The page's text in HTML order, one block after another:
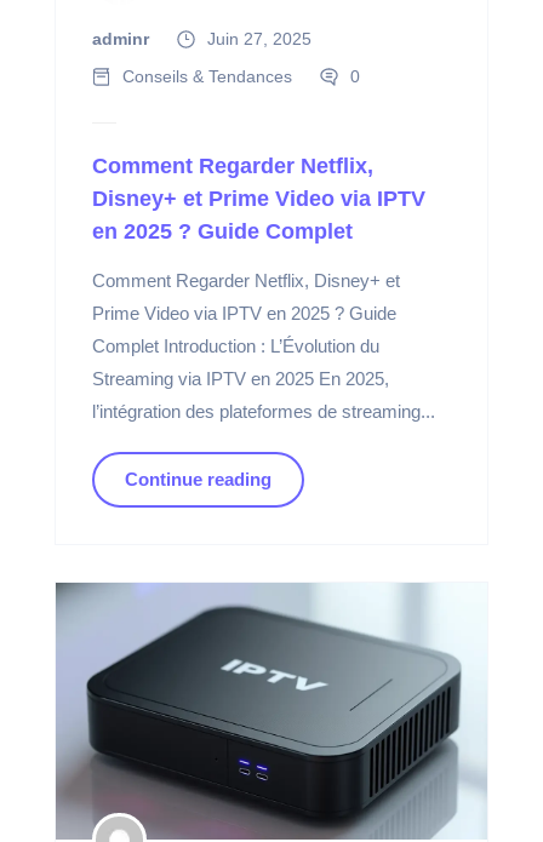
adminr
Juin 27, 2025
Conseils & Tendances
0
Comment Regarder Netflix,
Disney+ et Prime Video via IPTV
en 2025 ? Guide Complet
Comment Regarder Netflix, Disney+ et
Prime Video via IPTV en 2025 ? Guide
Complet Introduction : L’Évolution du
Streaming via IPTV en 2025 En 2025,
l’intégration des plateformes de streaming...
Continue reading